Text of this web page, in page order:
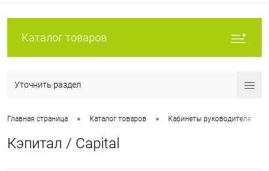
Каталог товаров
Уточнить раздел
Главная страница • Каталог товаров • Кабинеты руководителя
Кэпитал / Capital